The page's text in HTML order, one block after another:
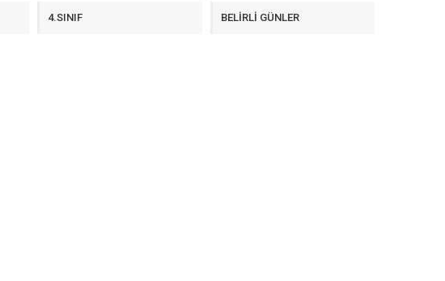
4.SINIF BELİRLİ GÜNLER